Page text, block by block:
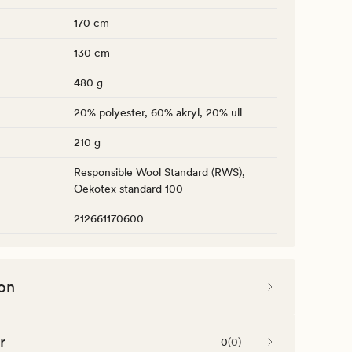
170 cm
130 cm
480 g
20% polyester, 60% akryl, 20% ull
210 g
Responsible Wool Standard (RWS),
Oekotex standard 100
212661170600
0(0)